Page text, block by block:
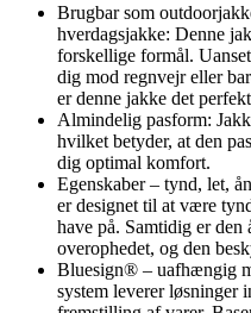
Brugbar som
hverdagsjakke: Denne
forskellige formål.
dig mod regnvejr eller
er denne jakke det
Almindelig pasform:
hvilket betyder, at den
dig optimal komfort.
Egenskaber – tynd, let,
er designet til at være
have på. Samtidig er
overophedet, og den
Bluesign® – uafhængig
system leverer løsninger